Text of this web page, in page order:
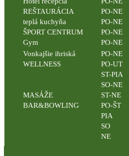
REŠTAURÁCIA
PO-NE
teplá kuchyňa
PO-NE
ŠPORT CENTRUM
PO-NE
Gym
PO-NE
Vonkajšie ihriská
PO-NE
WELLNESS
PO-UT
ST-PIA
SO-NE
MASÁŽE
ST-NE
BAR&BOWLING
PO-ŠT
PIA
SO
NE